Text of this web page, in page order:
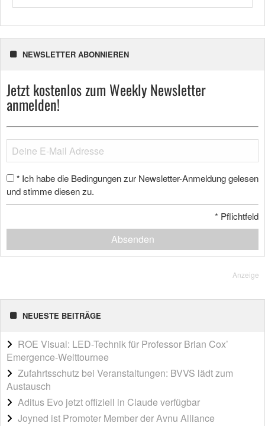
NEWSLETTER ABONNIEREN
Jetzt kostenlos zum Weekly Newsletter
anmelden!
* Ich habe die Bedingungen zur Newsletter-Anmeldung gelesen
und stimme diesen zu.
* Pflichtfeld
Absenden
Anzeige
NEUESTE BEITRÄGE
ROE Visual: LED-Technik für Professor Brian Cox’
Emergence-Welttournee
Zufahrtsschutz bei Veranstaltungen: BVVS lädt zum
Austausch
Aditus Evo jetzt offiziell in Claude verfügbar
Joyned ist Promoter Member der Avnu Alliance